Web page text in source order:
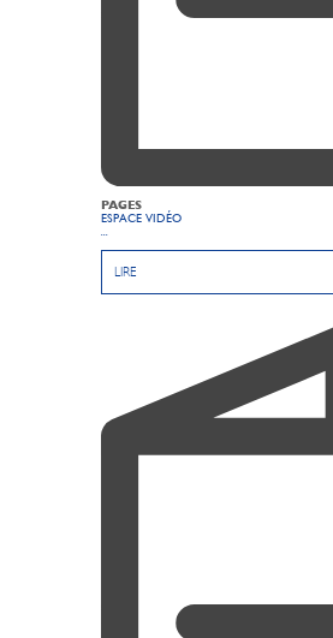
PAGES
ESPACE VIDÉO
LIRE